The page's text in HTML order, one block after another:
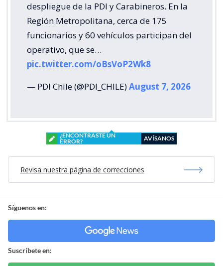
despliegue de la PDI y Carabineros. En la
Región Metropolitana, cerca de 175
funcionarios y 60 vehículos participan del
operativo, que se…
pic.twitter.com/oBsVoP2Wk8
— PDI Chile (@PDI_CHILE)August 7, 2026
¿ENCONTRASTE UN
ERROR?
AVÍSANOS
Revisa nuestra página de correcciones
Síguenos en:
Suscríbete en: